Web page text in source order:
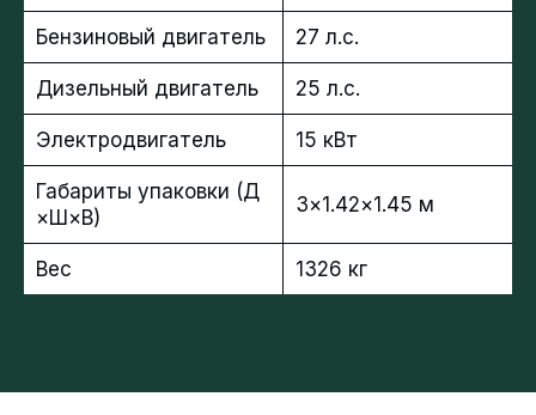
Бензиновый двигатель 27 л.с.
Дизельный двигатель 25 л.с.
Электродвигатель 15 кВт
Габариты упаковки (Д
×Ш×В)
3×1.42×1.45 м
Вес 1326 кг